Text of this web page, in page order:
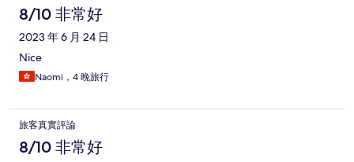
8/10 非常好
2023 年 6 月 24 日
Nice
Naomi，4 晚旅行
旅客真實評論
8/10 非常好